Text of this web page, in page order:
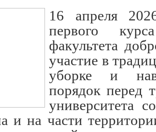
16 апреля
первого
факультета
участие в
уборке и
порядок перед
университета
и на части